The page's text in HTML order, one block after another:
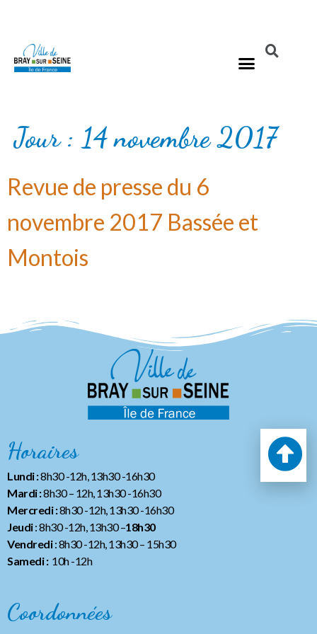
Jour :14 novembre 2017
Revue de presse du 6
novembre 2017 Bassée et
Montois
Horaires
Lundi :8h30 -12h, 13h30 -16h30
Mardi :8h30 – 12h, 13h30 -16h30
Mercredi :8h30 -12h, 13h30 -16h30
Jeudi: 8h30 -12h, 13h30 –18h30
Vendredi: 8h30 -12h, 13h30– 15h30
Samedi :10h -12h
Coordonnées